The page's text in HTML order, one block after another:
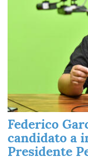
Federico
candidato a
Presidente